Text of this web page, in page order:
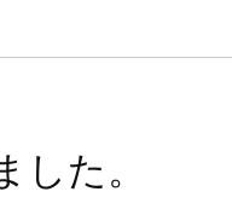
した。